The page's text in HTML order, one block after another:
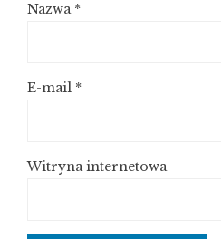
Nazwa *
E-mail *
Witryna internetowa